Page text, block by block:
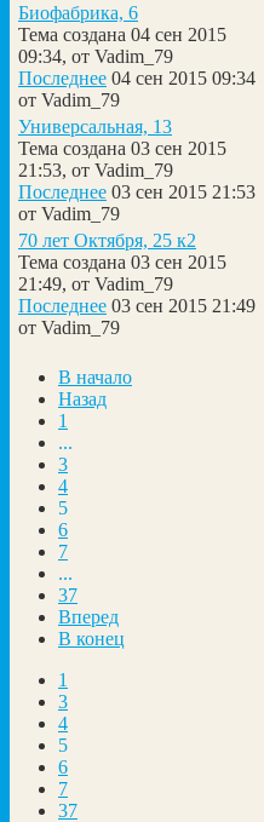
Биофабрика, 6
Тема создана 04 сен 2015
09:34, от Vadim_79
Последнее 04 сен 2015 09:34
от Vadim_79
Универсальная, 13
Тема создана 03 сен 2015
21:53, от Vadim_79
Последнее 03 сен 2015 21:53
от Vadim_79
70 лет Октября, 25 к2
Тема создана 03 сен 2015
21:49, от Vadim_79
Последнее 03 сен 2015 21:49
от Vadim_79
В начало
Назад
1
...
3
4
5
6
7
...
37
Вперед
В конец
1
3
4
5
6
7
37